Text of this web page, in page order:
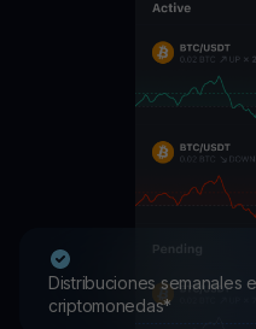
Distribuciones semanales
criptomonedas*